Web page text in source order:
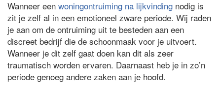
Wanneer een woningontruiming na lijkvinding nodig is
zit je zelf al in een emotioneel zware periode. Wij raden
je aan om de ontruiming uit te besteden aan een
discreet bedrijf die de schoonmaak voor je uitvoert.
Wanneer je dit zelf gaat doen kan dit als zeer
traumatisch worden ervaren. Daarnaast heb je in zo’n
periode genoeg andere zaken aan je hoofd.